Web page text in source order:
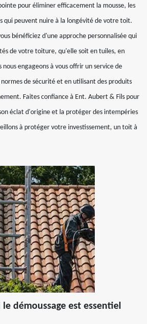
pour éliminer efficacement la mousse, les
qui peuvent nuire à la longévité de votre toit.
bénéficiez d'une approche personnalisée qui
de votre toiture, qu'elle soit en tuiles, en
engageons à vous offrir un service de
de sécurité et en utilisant des produits
Faites confiance à Ent. Aubert & Fils pour
éclat d'origine et la protéger des intempéries
à protéger votre investissement, un toit à
démoussage est essentiel